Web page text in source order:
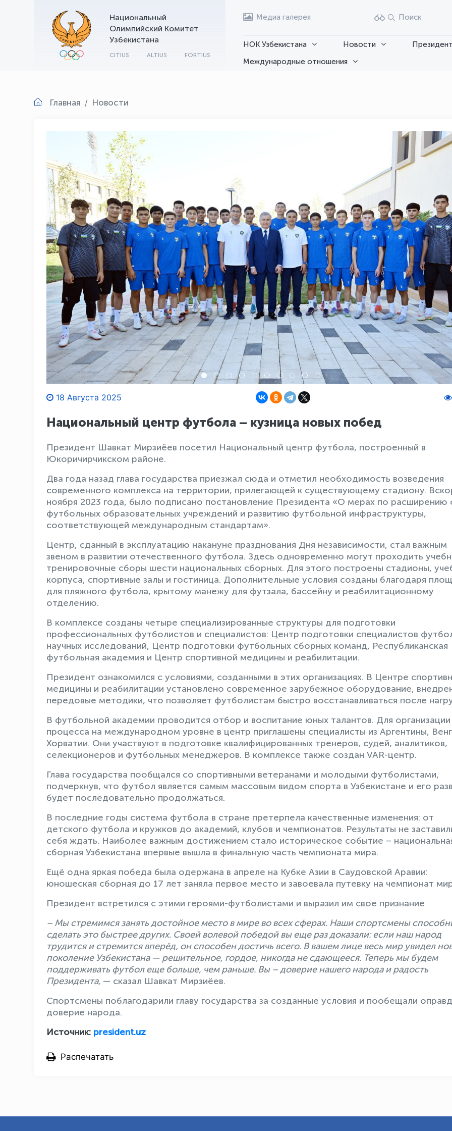
Национальный
Олимпийский Комитет
Узбекистана
CITIUS ALTIUS FORTIUS
Медиа галерея Поиск
НОК Узбекистана Новости
Международные отношения
Главная Новости
18 Августа 2025
Национальный центр футбола – кузница новых побед
Президент Шавкат Мирзиёев посетил Национальный центр футбола, построенный в
Юкоричирчикском районе.
Два года назад глава государства приезжал сюда и отметил необходимость возведения
современного комплекса на территории, прилегающей к существующему стадиону.
ноября 2023 года, было подписано постановление Президента «О мерах по расширению
футбольных образовательных учреждений и развитию футбольной инфраструктуры,
соответствующей международным стандартам».
Центр, сданный в эксплуатацию накануне празднования Дня независимости, стал важным
звеном в развитии отечественного футбола. Здесь одновременно могут проходить
тренировочные сборы шести национальных сборных. Для этого построены стадионы,
корпуса, спортивные залы и гостиница. Дополнительные условия созданы благодаря
для пляжного футбола, крытому манежу для футзала, бассейну и реабилитационному
отделению.
В комплексе созданы четыре специализированные структуры для подготовки
профессиональных футболистов и специалистов: Центр подготовки специалистов
научных исследований, Центр подготовки футбольных сборных команд, Республиканская
футбольная академия и Центр спортивной медицины и реабилитации.
Президент ознакомился с условиями, созданными в этих организациях. В Центре
медицины и реабилитации установлено современное зарубежное оборудование,
передовые методики, что позволяет футболистам быстро восстанавливаться после
В футбольной академии проводится отбор и воспитание юных талантов. Для организации
процесса на международном уровне в центр приглашены специалисты из Аргентины,
Хорватии. Они участвуют в подготовке квалифицированных тренеров, судей, аналитиков,
селекционеров и футбольных менеджеров. В комплексе также создан VAR-центр.
Глава государства пообщался со спортивными ветеранами и молодыми футболистами,
подчеркнув, что футбол является самым массовым видом спорта в Узбекистане и его
будет последовательно продолжаться.
В последние годы система футбола в стране претерпела качественные изменения: от
детского футбола и кружков до академий, клубов и чемпионатов. Результаты не
себя ждать. Наиболее важным достижением стало историческое событие –
сборная Узбекистана впервые вышла в финальную часть чемпионата мира.
Ещё одна яркая победа была одержана в апреле на Кубке Азии в Саудовской Аравии:
юношеская сборная до 17 лет заняла первое место и завоевала путевку на чемпионат
Президент встретился с этими героями-футболистами и выразил им свое признание
– Мы стремимся занять достойное место в мире во всех сферах. Наши спортсмены
сделать это быстрее других. Своей волевой победой вы еще раз доказали: если наш народ
трудится и стремится вперёд, он способен достичь всего. В вашем лице весь мир увидел
поколение Узбекистана — решительное, гордое, никогда не сдающееся. Теперь мы будем
поддерживать футбол еще больше, чем раньше. Вы – доверие нашего народа и радость
Президента, — сказал Шавкат Мирзиёев.
Спортсмены поблагодарили главу государства за созданные условия и пообещали
доверие народа.
Источник: president.uz
Распечатать